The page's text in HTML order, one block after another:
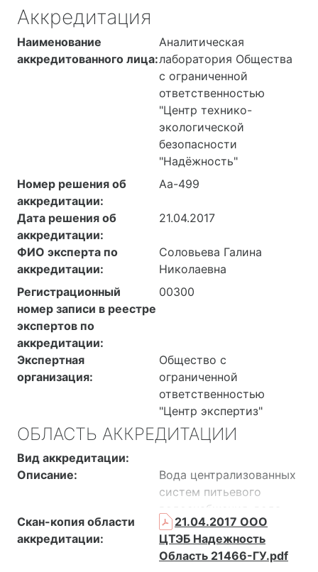
Аккредитация
Наименование
аккредитованного лица:
Аналитическая
лаборатория Общества
с ограниченной
ответственностью
"Центр технико-
экологической
безопасности
"Надёжность"
Номер решения об
аккредитации:
Аа-499
Дата решения об
аккредитации:
21.04.2017
ФИО эксперта по
аккредитации:
Соловьева Галина
Николаевна
Регистрационный
номер записи в реестре
экспертов по
аккредитации:
00300
Экспертная
организация:
Общество с
ограниченной
ответственностью
"Центр экспертиз"
ОБЛАСТЬ АККРЕДИТАЦИИ
Вид аккредитации:
Описание:
Вода централизованных
систем питьевого
водоснабжения, вода
подземных и
поверхностных
источников
Скан-копия области
аккредитации:
21.04.2017 ООО
ЦТЭБ Надежность
Область 21466-ГУ.pdf